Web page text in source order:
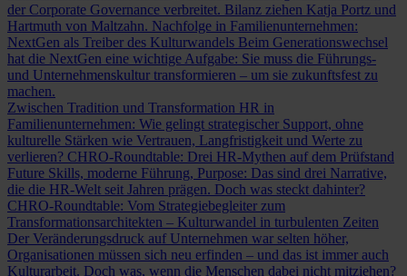
der Corporate Governance verbreitet. Bilanz ziehen Katja Portz und
Hartmuth von Maltzahn. Nachfolge in Familienunternehmen:
NextGen als Treiber des Kulturwandels Beim Generationswechsel
hat die NextGen eine wichtige Aufgabe: Sie muss die Führungs-
und Unternehmenskultur transformieren – um sie zukunftsfest zu
machen.
Zwischen Tradition und Transformation HR in
Familienunternehmen: Wie gelingt strategischer Support, ohne
kulturelle Stärken wie Vertrauen, Langfristigkeit und Werte zu
verlieren? CHRO-Roundtable: Drei HR-Mythen auf dem Prüfstand
Future Skills, moderne Führung, Purpose: Das sind drei Narrative,
die die HR-Welt seit Jahren prägen. Doch was steckt dahinter?
CHRO-Roundtable: Vom Strategiebegleiter zum
Transformationsarchitekten – Kulturwandel in turbulenten Zeiten
Der Veränderungsdruck auf Unternehmen war selten höher,
Organisationen müssen sich neu erfinden – und das ist immer auch
Kulturarbeit. Doch was, wenn die Menschen dabei nicht mitziehen?